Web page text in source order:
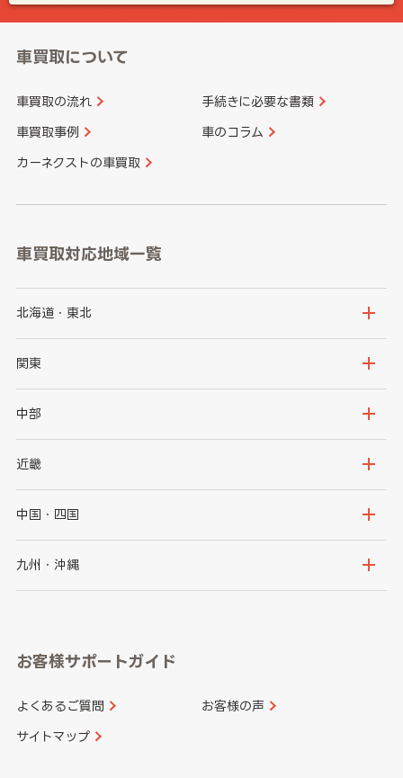
車買取について
車買取の流れ 手続きに必要な書類
車買取事例 車のコラム
カーネクストの車買取
車買取対応地域一覧
北海道・東北
北海道
岩手県
秋田県
関東
茨城県
群馬県
千葉県
中部
新潟県
石川県
山梨県
愛知県
近畿
大阪府
京都府
和歌山県
中国・四国
鳥取県
山口県
香川県 愛媛県
九州・沖縄
長崎県
大分県 宮崎県
お客様サポートガイド
よくあるご質問 お客様の声
サイトマップ